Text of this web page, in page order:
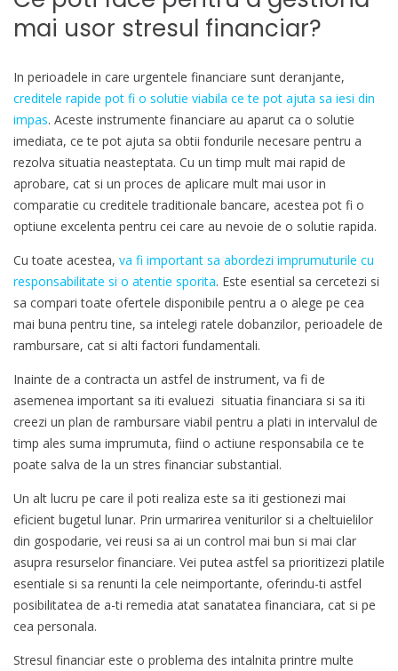
mai usor stresul financiar?
In perioadele in care urgentele financiare sunt deranjante,
creditele rapide pot fi o solutie viabila ce te pot ajuta sa iesi din
impas. Aceste instrumente financiare au aparut ca o solutie
imediata, ce te pot ajuta sa obtii fondurile necesare pentru a
rezolva situatia neasteptata. Cu un timp mult mai rapid de
aprobare, cat si un proces de aplicare mult mai usor in
comparatie cu creditele traditionale bancare, acestea pot fi o
optiune excelenta pentru cei care au nevoie de o solutie rapida.
Cu toate acestea, va fi important sa abordezi imprumuturile cu
responsabilitate si o atentie sporita. Este esential sa cercetezi si
sa compari toate ofertele disponibile pentru a o alege pe cea
mai buna pentru tine, sa intelegi ratele dobanzilor, perioadele de
rambursare, cat si alti factori fundamentali.
Inainte de a contracta un astfel de instrument, va fi de
asemenea important sa iti evaluezi situatia financiara si sa iti
creezi un plan de rambursare viabil pentru a plati in intervalul de
timp ales suma imprumuta, fiind o actiune responsabila ce te
poate salva de la un stres financiar substantial.
Un alt lucru pe care il poti realiza este sa iti gestionezi mai
eficient bugetul lunar. Prin urmarirea veniturilor si a cheltuielilor
din gospodarie, vei reusi sa ai un control mai bun si mai clar
asupra resurselor financiare. Vei putea astfel sa prioritizezi platile
esentiale si sa renunti la cele neimportante, oferindu-ti astfel
posibilitatea de a-ti remedia atat sanatatea financiara, cat si pe
cea personala.
Stresul financiar este o problema des intalnita printre multe